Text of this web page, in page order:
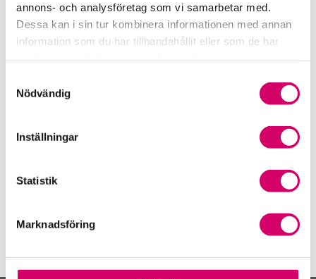
annons- och analysföretag som vi samarbetar med.
Dessa kan i sin tur kombinera informationen med annan
information som du har tillhandahållit eller som de har
Nödvändig
Inställningar
Statistik
Marknadsföring
Våra nyhetskanaler
Tidningen Konsulten
Öppet brev till Myndigheten för yrkeshögskolan
Framtidsutsikter i lönebranschen